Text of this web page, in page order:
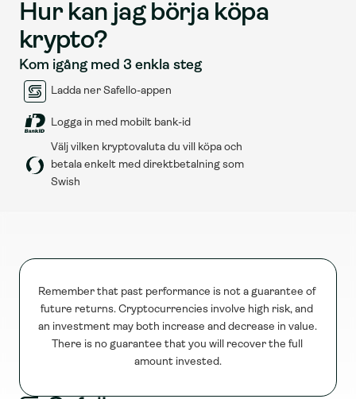
Hur kan jag börja köpa
krypto?
Kom igång med 3 enkla steg
Ladda ner Safello-appen
Logga in med mobilt bank-id
Välj vilken kryptovaluta du vill köpa och
betala enkelt med direktbetalning som
Swish
Remember that past performance is not a guarantee of
future returns. Cryptocurrencies involve high risk, and
an investment may both increase and decrease in value.
There is no guarantee that you will recover the full
amount invested.